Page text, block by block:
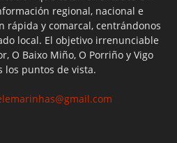
regional, nacional e
rápida y comarcal, centrándonos
local. El objetivo irrenunciable
O Baixo Miño, O Porriño y Vigo
los puntos de vista.